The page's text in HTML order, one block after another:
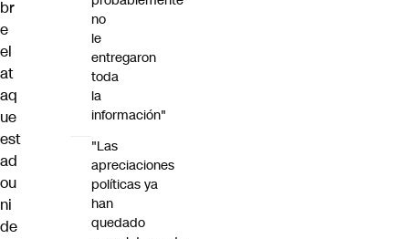
br
e
el
at
aq
ue
est
ad
ou
ni
de
no
le
entregaron
toda
la
información"
"Las
apreciaciones
políticas ya
han
quedado